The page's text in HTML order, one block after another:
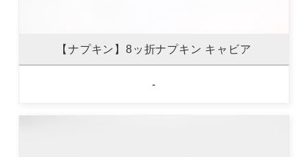
【ナプキン】8ッ折ナプキン キャビア
-